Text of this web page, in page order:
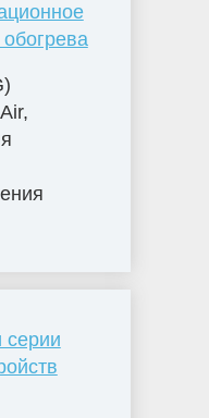
серии